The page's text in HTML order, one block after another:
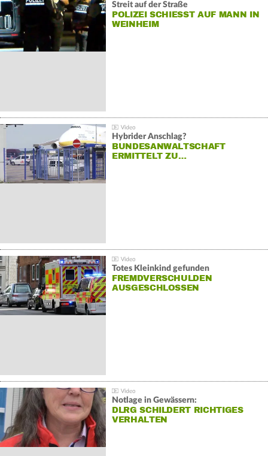
Streit auf der Straße
POLIZEI SCHIESST AUF MANN IN W
EINHEIM
Hybrider Anschlag?
BUNDESANWALTSCHAFT
ERMITTELT ZU…
Totes Kleinkind gefunden
FREMDVERSCHULDEN
AUSGESCHLOSSEN
Notlage in Gewässern:
DLRG SCHILDERT RICHTIGES
VERHALTEN